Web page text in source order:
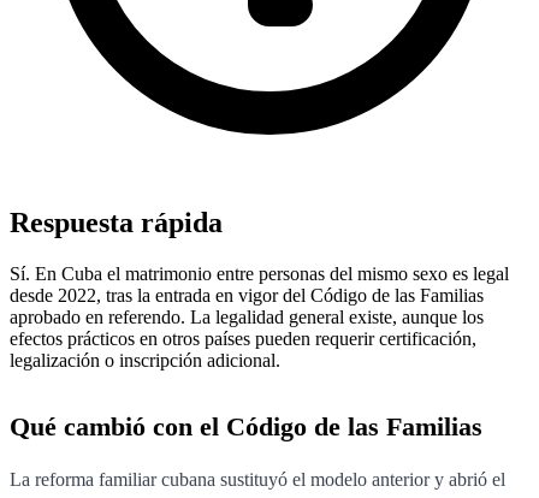
Respuesta rápida
Sí. En Cuba el matrimonio entre personas del mismo sexo es legal
desde 2022, tras la entrada en vigor del Código de las Familias
aprobado en referendo. La legalidad general existe, aunque los
efectos prácticos en otros países pueden requerir certificación,
legalización o inscripción adicional.
Qué cambió con el Código de las Familias
La reforma familiar cubana sustituyó el modelo anterior y abrió el